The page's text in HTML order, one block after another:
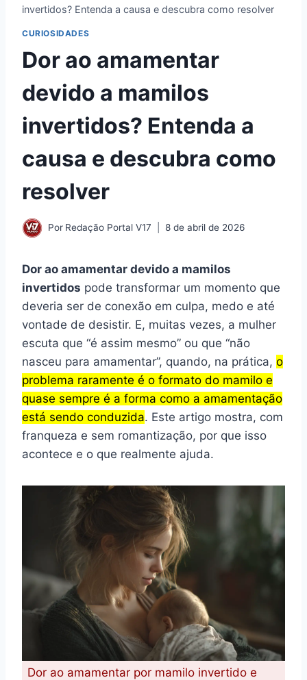
invertidos? Entenda a causa e descubra como resolver
CURIOSIDADES
Dor ao amamentar
devido a mamilos
invertidos? Entenda a
causa e descubra como
resolver
Por Redação Portal V17 8 de abril de 2026
Dor ao amamentar devido a mamilos
invertidos pode transformar um momento que
deveria ser de conexão em culpa, medo e até
vontade de desistir. E, muitas vezes, a mulher
escuta que “é assim mesmo” ou que “não
nasceu para amamentar”, quando, na prática, o
problema raramente é o formato do mamilo e
quase sempre é a forma como a amamentação
está sendo conduzida. Este artigo mostra, com
franqueza e sem romantização, por que isso
acontece e o que realmente ajuda.
Dor ao amamentar por mamilo invertido e